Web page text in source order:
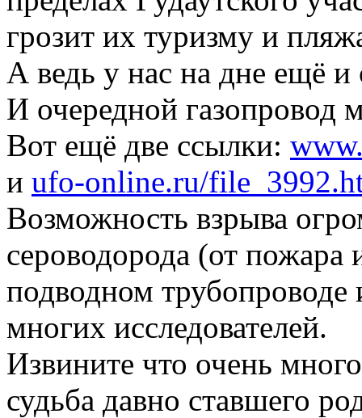
грозит их туризму и
А ведь у нас на дне ещё
И очередной газопровод
Вот ещё две ссылки:
и ufo-online.ru/
Возможность взрыва
сероводорода (от пожара
подводном трубопроводе
многих исследователей.
Извините что очень
судьба давно ставшего